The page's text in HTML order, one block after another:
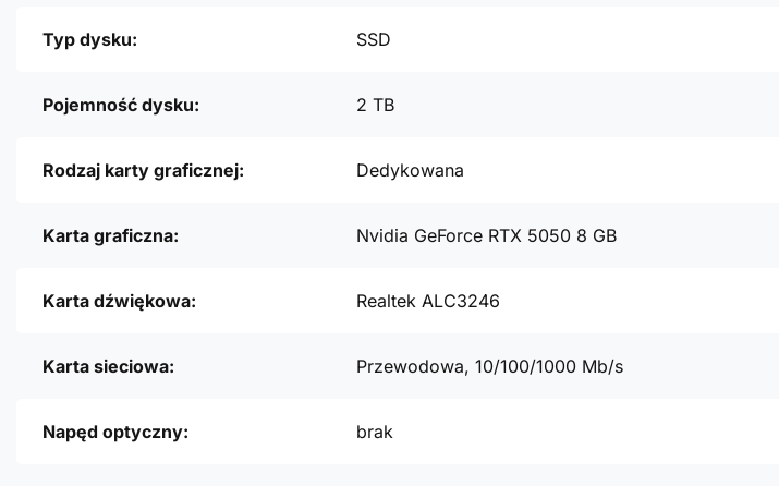
Typ dysku: SSD
Pojemność dysku: 2 TB
Rodzaj karty graficznej: Dedykowana
Karta graficzna: Nvidia GeForce RTX 5050 8 GB
Karta dźwiękowa: Realtek ALC3246
Karta sieciowa: Przewodowa, 10/100/1000 Mb/s
Napęd optyczny: brak